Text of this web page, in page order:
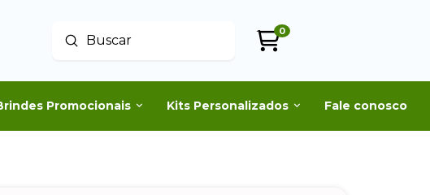
Buscar
Enviar
0
Promocionais Kits Personalizados Fale conosco